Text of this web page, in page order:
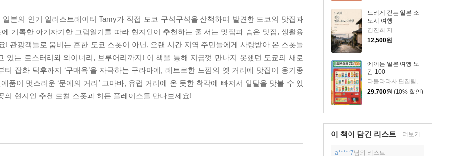
느리게 걷는 일본 소
도시 여행
김진희 저
12,500원
에이든 일본 여행 도
감 100
타블라라사 편집팀,이정기 공저
29,700원 (10% 할인)
이 책이 담긴 리스트 더보기
a*****7님의 리스트
본의 인기 일러스트레이터 Tamy가 직접 도쿄 구석구석을 산책하며 발견한 도쿄의 맛집과
기록한 아기자기한 그림일기를 따라 현지인이 추천하는 줄 서는 맛집과 숨은 맛집, 생활용
! 관광객들로 붐비는 흔한 도쿄 스폿이 아닌, 오랜 시간 지역 주민들에게 사랑받아 온 스폿들
있는 로스터리와 와이너리, 브루어리까지! 이 책을 통해 지금껏 만나지 못했던 도쿄의 새로
잡화 덕후까지 ‘구매욕’을 자극하는 구라마에, 레트로한 느낌의 옛 거리에 맛집이 옹기종
품이 멋스러운 ‘문예의 거리’ 고마바, 유럽 거리에 온 듯한 착각에 빠져서 일탈을 맛볼 수 있
의 현지인 추천 로컬 스폿과 히든 플레이스를 만나보세요!